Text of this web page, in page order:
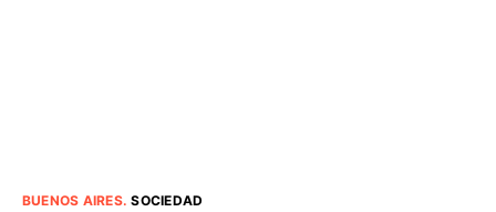
BUENOS AIRES.SOCIEDAD